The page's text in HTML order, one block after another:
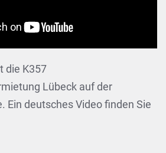
die K357
Lübeck auf der
Ein deutsches Video finden Sie